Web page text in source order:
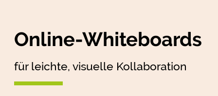
Online-Whiteboards
für leichte, visuelle Kollaboration